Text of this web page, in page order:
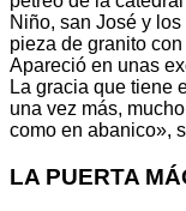
Niño, san José y
pieza de granito
Apareció en unas
La gracia que tiene
una vez más,
como en abanico»,
LA PUERTA